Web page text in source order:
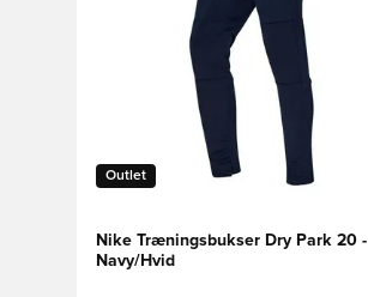
Outlet
Nike Træningsbukser Dry Park 20 -
Navy/Hvid